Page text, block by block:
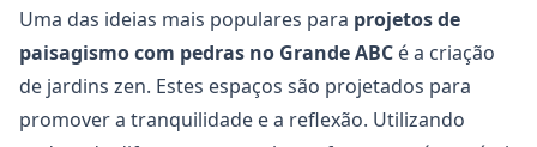
Uma das ideias mais populares para projetos de
paisagismo com pedras no Grande ABC é a criação
de jardins zen. Estes espaços são projetados para
promover a tranquilidade e a reflexão. Utilizando